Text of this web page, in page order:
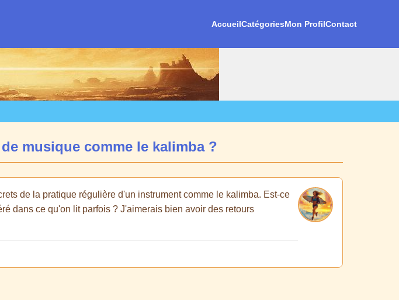
AccueilCatégoriesMon ProfilContact
musique comme le kalimba ?
de la pratique régulière d'un instrument comme le kalimba. Est-ce
dans ce qu'on lit parfois ? J'aimerais bien avoir des retours